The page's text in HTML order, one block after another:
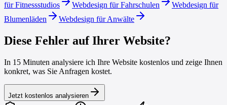
für Fitnessstudios
Webdesign für Fahrschulen
Webdesign für
Blumenläden
Webdesign für Anwälte
Diese Fehler auf Ihrer Website?
In 15 Minuten analysiere ich Ihre Website kostenlos und zeige Ihnen
konkret, was Sie Anfragen kostet.
Jetzt kostenlos analysieren